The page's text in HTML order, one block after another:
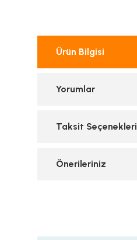
Ürün Bilgisi
Yorumlar
Taksit Seçenekleri
Önerileriniz